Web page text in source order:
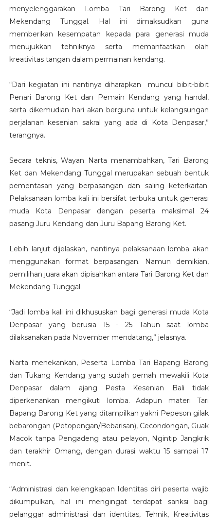
menyelenggarakan Lomba Tari Barong Ket dan
Mekendang Tunggal. Hal ini dimaksudkan guna
memberikan kesempatan kepada para generasi muda
menujukkan tehniknya serta memanfaatkan olah
kreativitas tangan dalam permainan kendang.
“Dari kegiatan ini nantinya diharapkan muncul bibit-bibit
Penari Barong Ket dan Pemain Kendang yang handal,
serta dikemudian hari akan berguna untuk kelangsungan
perjalanan kesenian sakral yang ada di Kota Denpasar,”
terangnya.
Secara teknis, Wayan Narta menambahkan, Tari Barong
Ket dan Mekendang Tunggal merupakan sebuah bentuk
pementasan yang berpasangan dan saling keterkaitan.
Pelaksanaan lomba kali ini bersifat terbuka untuk generasi
muda Kota Denpasar dengan peserta maksimal 24
pasang Juru Kendang dan Juru Bapang Barong Ket.
Lebih lanjut dijelaskan, nantinya pelaksanaan lomba akan
menggunakan format berpasangan. Namun demikian,
pemilihan juara akan dipisahkan antara Tari Barong Ket dan
Mekendang Tunggal.
“Jadi lomba kali ini dikhususkan bagi generasi muda Kota
Denpasar yang berusia 15 - 25 Tahun saat lomba
dilaksanakan pada November mendatang,” jelasnya.
Narta menekankan, Peserta Lomba Tari Bapang Barong
dan Tukang Kendang yang sudah pernah mewakili Kota
Denpasar dalam ajang Pesta Kesenian Bali tidak
diperkenankan mengikuti lomba. Adapun materi Tari
Bapang Barong Ket yang ditampilkan yakni Pepeson gilak
bebarongan (Petopengan/Bebarisan), Cecondongan, Guak
Macok tanpa Pengadeng atau pelayon, Ngintip Jangkrik
dan terakhir Omang, dengan durasi waktu 15 sampai 17
menit.
“Administrasi dan kelengkapan Identitas diri peserta wajib
dikumpulkan, hal ini mengingat terdapat sanksi bagi
pelanggar administrasi dan identitas, Tehnik, Kreativitas